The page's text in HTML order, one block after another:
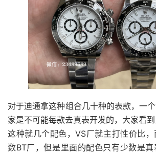
对于迪通拿这种组合几十种的表款，一
家是不可能每款去真表开发的，大家看
这种就几个配色，VS厂就主打性价比
数BT厂，但是里面的配色只有少数是